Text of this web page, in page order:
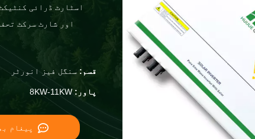
اسٹارٹ ڈرائی
اور شارٹ سرکٹ
قسم: سنگل فیز انورٹر
پاور: 8KW-11KW
پیغام